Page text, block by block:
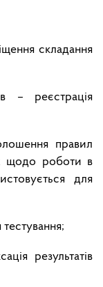
складання
реєстрація
правил
щодо роботи в
для
результатів